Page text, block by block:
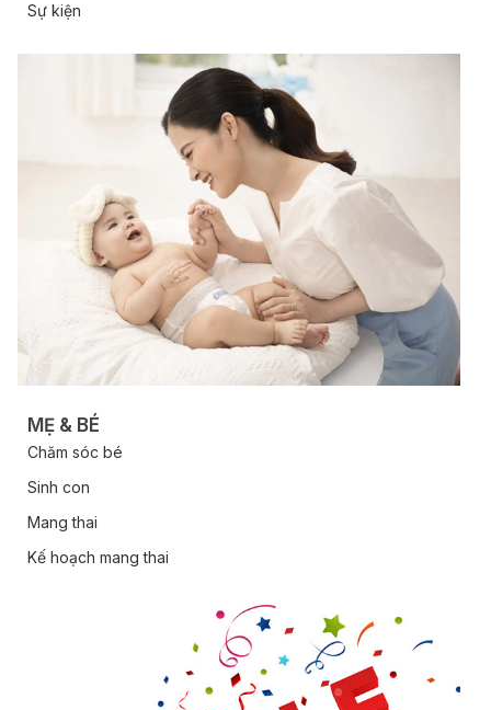
Sự kiện
MẸ & BÉ
Chăm sóc bé
Sinh con
Mang thai
Kế hoạch mang thai